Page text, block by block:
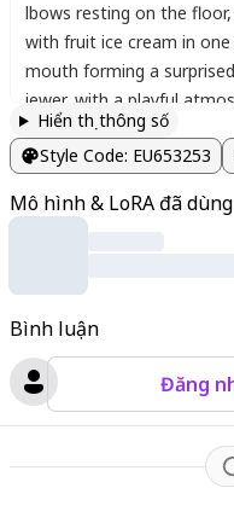
Bình luận
Đăng
lbows resting on the floor,
with fruit ice cream in
mouth forming a
iewer, with a playful
g , aqua twintails adorned
blue nails; she wears a
floor sits the fluffy white
hting, and high-detail
best quality textures.
Hiển thị thông số
Style Code: EU653253
Mô hình & LoRA đã dùng